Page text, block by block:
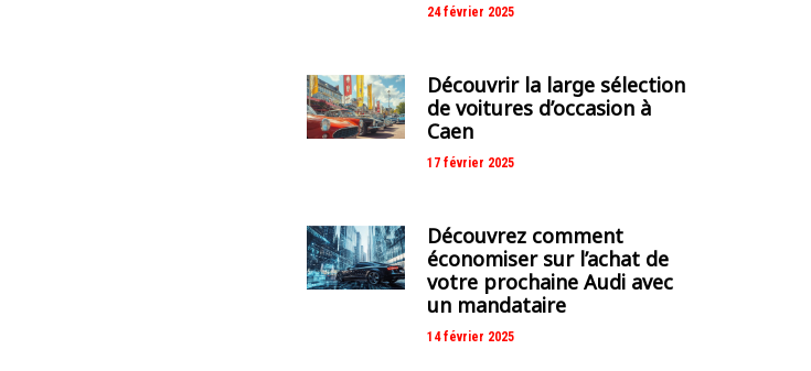
24 février 2025
Découvrir la large sélection
de voitures d’occasion à
Caen
17 février 2025
Découvrez comment
économiser sur l’achat de
votre prochaine Audi avec
un mandataire
14 février 2025